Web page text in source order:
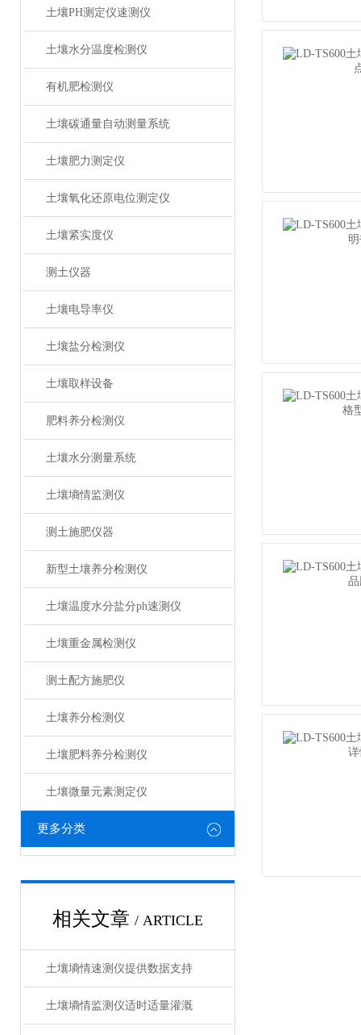
土壤PH测定仪速测仪
土壤水分温度检测仪
有机肥检测仪
土壤碳通量自动测量系统
土壤肥力测定仪
土壤氧化还原电位测定仪
土壤紧实度仪
测土仪器
土壤电导率仪
土壤盐分检测仪
土壤取样设备
肥料养分检测仪
土壤水分测量系统
土壤墒情监测仪
测土施肥仪器
新型土壤养分检测仪
土壤温度水分盐分ph速测仪
土壤重金属检测仪
测土配方施肥仪
土壤养分检测仪
土壤肥料养分检测仪​
土壤微量元素测定仪
更多分类
相关文章 / ARTICLE
土壤墒情速测仪提供数据支持
土壤墒情监测仪适时适量灌溉